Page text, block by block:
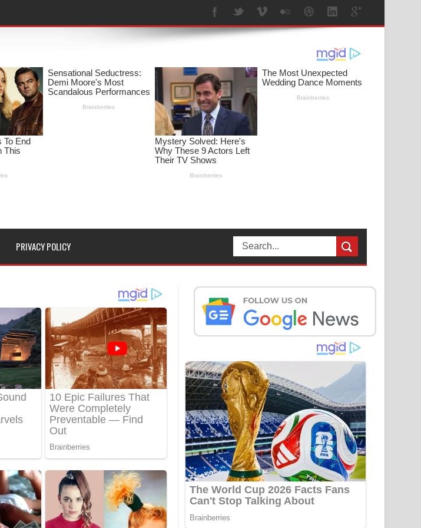
PRIVACY POLICY